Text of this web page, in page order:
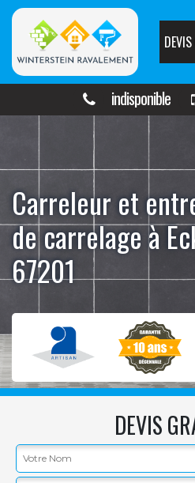
indisponible
Carreleur et
de carrelage à
67201
DEVIS